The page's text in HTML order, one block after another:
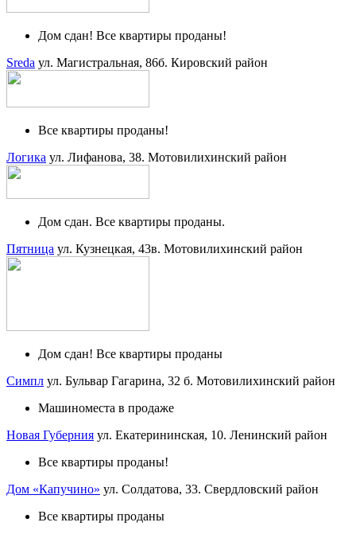
Дом сдан! Все квартиры проданы!
Sreda ул. Магистральная, 86б. Кировский район
Все квартиры проданы!
Логика ул. Лифанова, 38. Мотовилихинский район
Дом сдан. Все квартиры проданы.
Пятница ул. Кузнецкая, 43в. Мотовилихинский район
Дом сдан! Все квартиры проданы
Симпл ул. Бульвар Гагарина, 32 б. Мотовилихинский район
Машиноместа в продаже
Новая Губерния ул. Екатерининская, 10. Ленинский район
Все квартиры проданы!
Дом «Капучино» ул. Солдатова, 33. Свердловский район
Все квартиры проданы